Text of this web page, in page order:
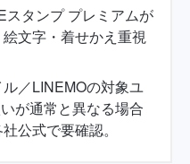
スタンプ プレミアムが
文字・着せかえ重視
／LINEMOの対象ユ
が通常と異なる場合
公式で要確認。